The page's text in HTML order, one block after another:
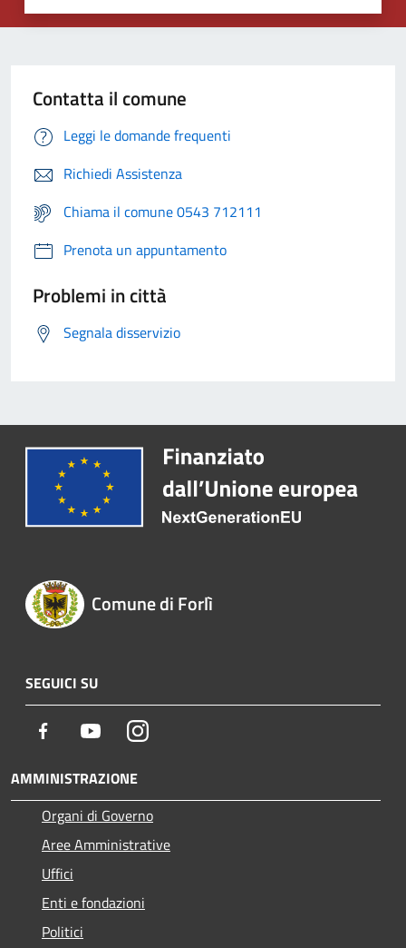
Contatta il comune
Leggi le domande frequenti
Richiedi Assistenza
Chiama il comune 0543 712111
Prenota un appuntamento
Problemi in città
Segnala disservizio
Comune di Forlì
SEGUICI SU
Facebook YoutubeInstagram
AMMINISTRAZIONE
Organi di Governo
Aree Amministrative
Uffici
Enti e fondazioni
Politici